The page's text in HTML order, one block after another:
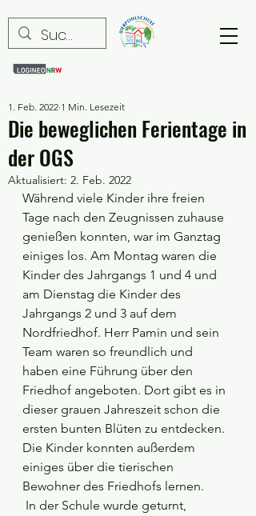
Die beweglichen Ferientage in
der OGS
1. Feb. 2022 1 Min. Lesezeit
Aktualisiert: 2. Feb. 2022
Während viele Kinder ihre freien
Tage nach den Zeugnissen zuhause
genießen konnten, war im Ganztag
einiges los. Am Montag waren die
Kinder des Jahrgangs 1 und 4 und
am Dienstag die Kinder des
Jahrgangs 2 und 3 auf dem
Nordfriedhof. Herr Pamin und sein
Team waren so freundlich und
haben eine Führung über den
Friedhof angeboten. Dort gibt es in
dieser grauen Jahreszeit schon die
ersten bunten Blüten zu entdecken.
Die Kinder konnten außerdem
einiges über die tierischen
Bewohner des Friedhofs lernen.